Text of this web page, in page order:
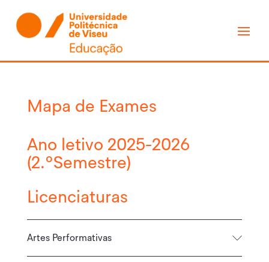
Mapa de Exames
Ano letivo 2025-2026
(2.ºSemestre)
Licenciaturas
Artes Performativas